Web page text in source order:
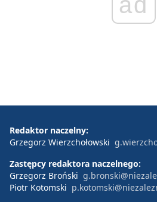
Redaktor naczelny:
Grzegorz Wierzchołowski
Zastępcy redaktora naczelnego:
Grzegorz Broński
Piotr Kotomski